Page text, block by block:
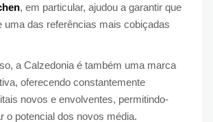
, em particular, ajudou a garantir que
uma das referências mais cobiçadas
a Calzedonia é também uma marca
oferecendo constantemente
novos e envolventes, permitindo-
o potencial dos novos média.